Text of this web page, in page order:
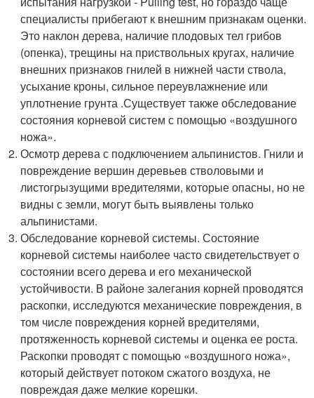
специалисты прибегают к внешним признакам оценки.
Это наклон дерева, наличие плодовых тел грибов
(опенка), трещины на приствольных кругах, наличие
внешних признаков гнилей в нижней части ствола,
усыхание кроны, сильное переувлажнение или
уплотнение грунта .Существует также обследование
состояния корневой систем с помощью «воздушного
ножа».
Осмотр дерева с подключением альпинистов. Гнили и
повреждение вершин деревьев стволовыми и
листогрызущими вредителями, которые опасны, но не
видны с земли, могут быть выявлены только
альпинистами.
Обследование корневой системы. Состояние
корневой системы наиболее часто свидетельствует о
состоянии всего дерева и его механической
устойчивости. В районе залегания корней проводятся
раскопки, исследуются механические повреждения, в
том числе повреждения корней вредителями,
протяженность корневой системы и оценка ее роста.
Раскопки проводят с помощью «воздушного ножа»,
который действует потоком сжатого воздуха, не
повреждая даже мелкие корешки.